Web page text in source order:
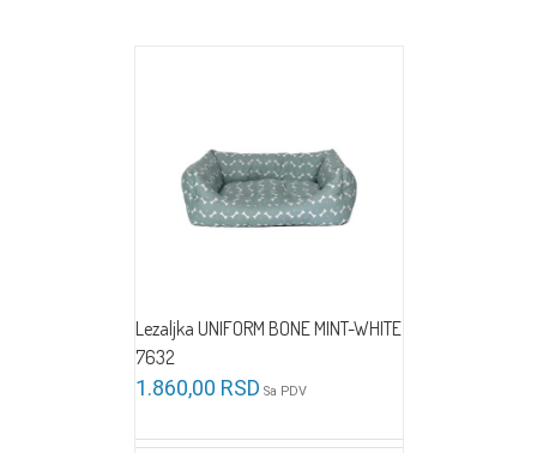
Lezaljka UNIFORM BONE MINT-WHITE
7632
1.860,00 RSD Sa PDV